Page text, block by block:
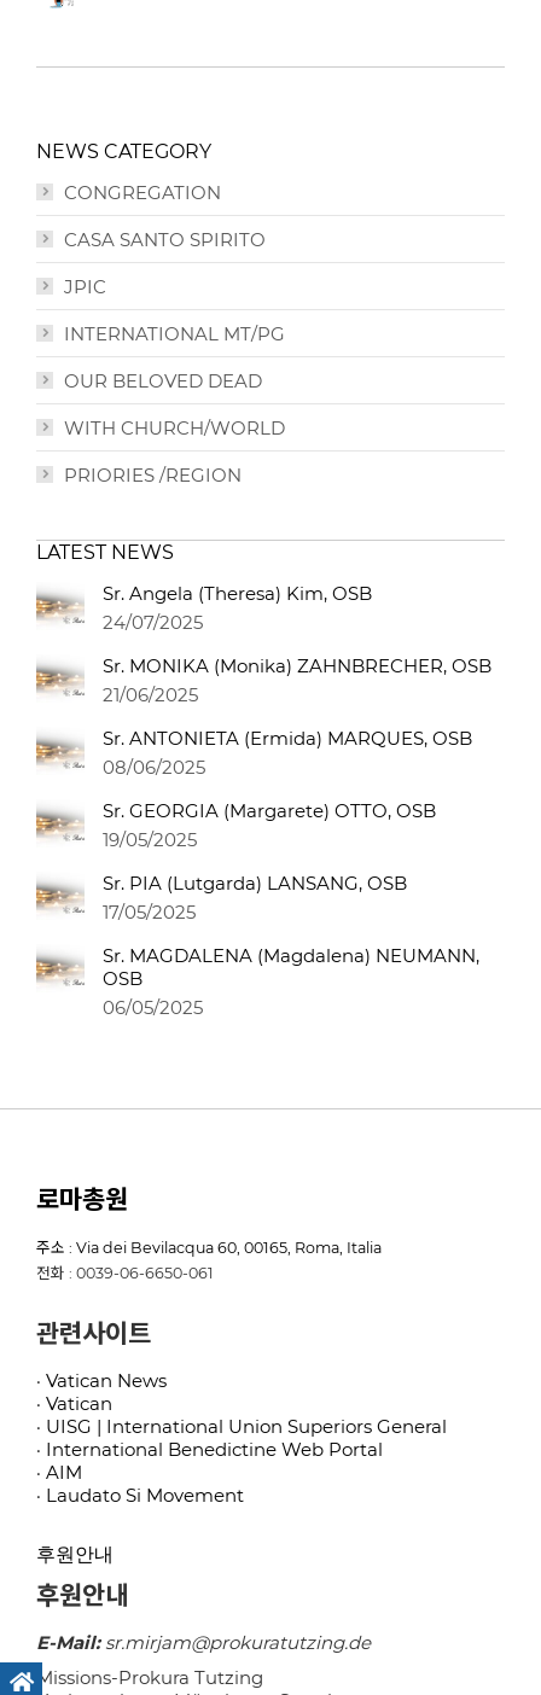
NEWS CATEGORY
CONGREGATION
CASA SANTO SPIRITO
JPIC
INTERNATIONAL MT/PG
OUR BELOVED DEAD
WITH CHURCH/WORLD
PRIORIES /REGION
LATEST NEWS
Sr. Angela (Theresa) Kim, OSB
24/07/2025
Sr. MONIKA (Monika) ZAHNBRECHER, OSB
21/06/2025
Sr. ANTONIETA (Ermida) MARQUES, OSB
08/06/2025
Sr. GEORGIA (Margarete) OTTO, OSB
19/05/2025
Sr. PIA (Lutgarda) LANSANG, OSB
17/05/2025
Sr. MAGDALENA (Magdalena) NEUMANN,
OSB
06/05/2025
로마총원
주소 : Via dei Bevilacqua 60, 00165, Roma, Italia
전화 : 0039-06-6650-061
관련사이트
· Vatican News
· Vatican
· UISG | International Union Superiors General
· International Benedictine Web Portal
· AIM
· Laudato Si Movement
후원안내
후원안내
E-Mail:sr.mirjam@prokuratutzing.de
Missions-Prokura Tutzing